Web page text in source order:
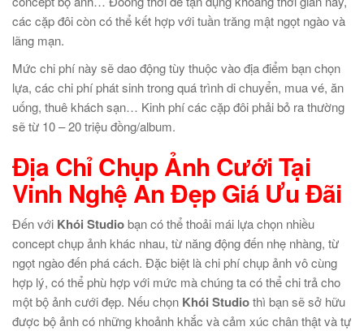
các cặp đôi còn có thể kết hợp với tuần trăng mật ngọt ngào và
lãng mạn.
Mức chi phí này sẽ dao động tùy thuộc vào địa điểm bạn chọn
lựa, các chi phí phát sinh trong quá trình di chuyển, mua vé, ăn
uống, thuê khách sạn… Kinh phí các cặp đôi phải bỏ ra thường
sẽ từ 10 – 20 triệu đồng/album.
Địa ChỉChụp Ảnh Cưới Tại
Vinh Nghệ An Đẹp Giá Ưu Đãi
Đến với Khói Studiobạn có thể thoải mái lựa chọn nhiều
concept chụp ảnh khác nhau, từ năng động đến nhẹ nhàng, từ
ngọt ngào đến phá cách. Đặc biệt là chi phí chụp ảnh vô cùng
hợp lý, có thể phù hợp với mức mà chúng ta có thể chi trả cho
một bộ ảnh cưới đẹp. Nếu chọn Khói Studiothì bạn sẽ sở hữu
được bộ ảnh có những khoảnh khắc và cảm xúc chân thật và tự